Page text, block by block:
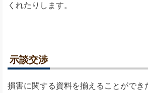
くれたりします。
示談交渉
損害に関する資料を揃えることができ